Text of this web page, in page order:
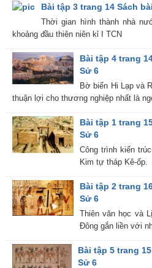
Bài tập 3 trang 14 Sách
Thời gian hình thành nhà
khoảng đầu thiên niên kỉ I TCN
Bài tập 4 trang
Sử 6
Bờ biển Hi Lạp và
thuận lợi cho thương nghiệp nhất là
Bài tập 1 trang
Sử 6
Công trình kiến
Kim tự tháp Kê-ốp.
Bài tập 2 trang
Sử 6
Thiên văn học và
Đông gắn liền với
Bài tập 5 trang
Sử 6